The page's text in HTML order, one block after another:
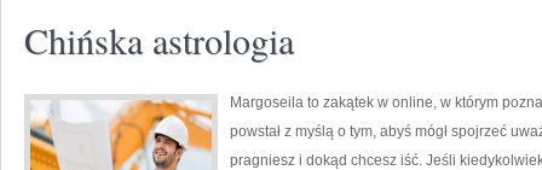
Chińska astrologia
Margoseila to zakątek w online, w którym
powstał z myślą o tym, abyś mógł spojrzeć
pragniesz i dokąd chcesz iść. Jeśli